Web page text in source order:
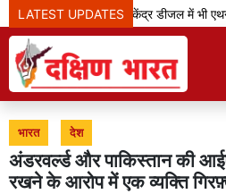
LATEST UPDATES
केजरीवाल का दावा- केंद्र डीजल में भी
भारत देश
अंडरवर्ल्ड और पाकिस्तान की
रखने के आरोप में एक व्यक्ति